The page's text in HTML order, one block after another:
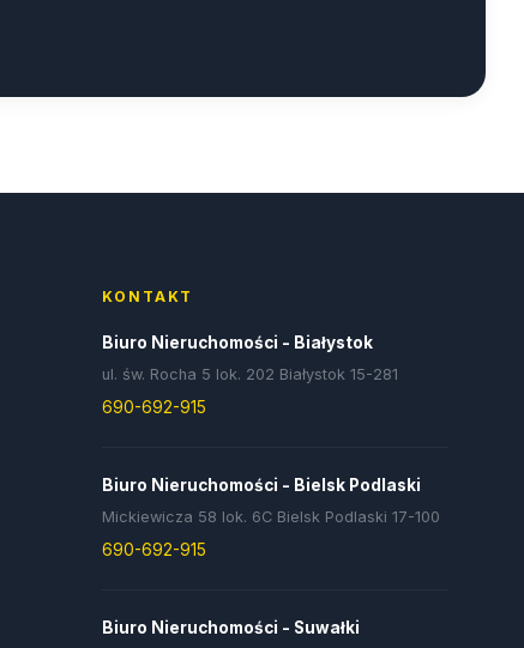
KONTAKT
Biuro Nieruchomości - Białystok
ul. św. Rocha 5 lok. 202 Białystok 15-281
690-692-915
Biuro Nieruchomości - Bielsk Podlaski
Mickiewicza 58 lok. 6C Bielsk Podlaski 17-100
690-692-915
Biuro Nieruchomości - Suwałki